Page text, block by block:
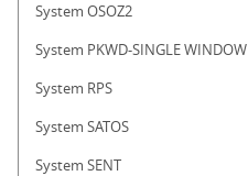
System OSOZ2
System PKWD-SINGLE WINDOW
System RPS
System SATOS
System SENT